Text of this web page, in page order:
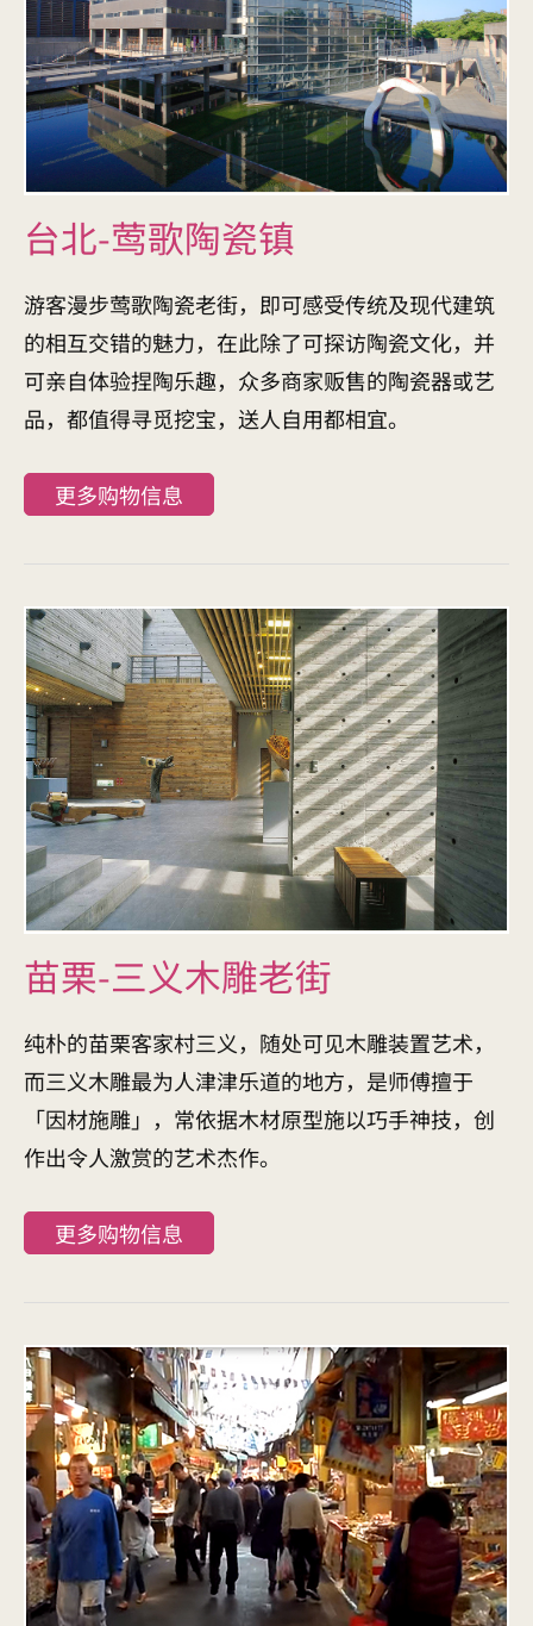
台北-莺歌陶瓷镇
游客漫步莺歌陶瓷老街，即可感受传统及现代建筑
的相互交错的魅力，在此除了可探访陶瓷文化，并
可亲自体验捏陶乐趣，众多商家贩售的陶瓷器或艺
品，都值得寻觅挖宝，送人自用都相宜。
更多购物信息
苗栗-三义木雕老街
纯朴的苗栗客家村三义，随处可见木雕装置艺术，
而三义木雕最为人津津乐道的地方，是师傅擅于
「因材施雕」，常依据木材原型施以巧手神技，创
作出令人激赏的艺术杰作。
更多购物信息